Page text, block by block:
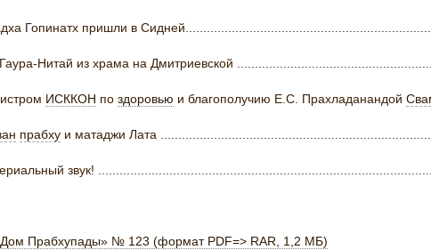
Гопинатх пришли в
Нитай из храма на Дмитриевской
ИСККОН по здоровью и благополучию Е.С. Прахладанандой
прабху и матаджи Лата
звук!
«Дом Прабхупады» № 123 (формат PDF=> RAR, 1,2 МБ)